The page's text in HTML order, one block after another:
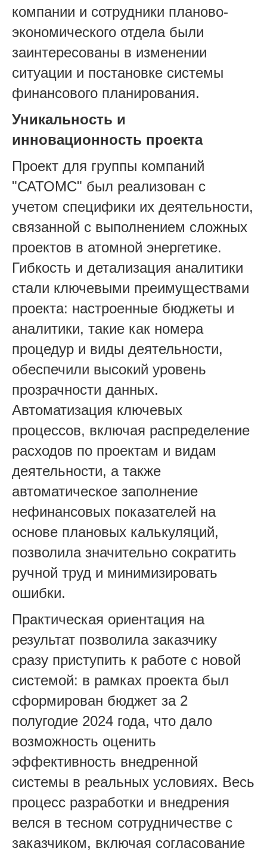
компании и сотрудники планово-
экономического отдела были
заинтересованы в изменении
ситуации и постановке системы
финансового планирования.
Уникальность и
инновационность проекта
Проект для группы компаний
"САТОМС" был реализован с
учетом специфики их деятельности,
связанной с выполнением сложных
проектов в атомной энергетике.
Гибкость и детализация аналитики
стали ключевыми преимуществами
проекта: настроенные бюджеты и
аналитики, такие как номера
процедур и виды деятельности,
обеспечили высокий уровень
прозрачности данных.
Автоматизация ключевых
процессов, включая распределение
расходов по проектам и видам
деятельности, а также
автоматическое заполнение
нефинансовых показателей на
основе плановых калькуляций,
позволила значительно сократить
ручной труд и минимизировать
ошибки.
Практическая ориентация на
результат позволила заказчику
сразу приступить к работе с новой
системой: в рамках проекта был
сформирован бюджет за 2
полугодие 2024 года, что дало
возможность оценить
эффективность внедренной
системы в реальных условиях. Весь
процесс разработки и внедрения
велся в тесном сотрудничестве с
заказчиком, включая согласование